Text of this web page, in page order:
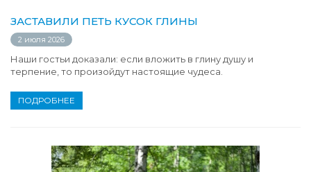
ЗАСТАВИЛИ ПЕТЬ КУСОК ГЛИНЫ
2 июля 2026
Наши гостьи доказали: если вложить в глину душу и
терпение, то произойдут настоящие чудеса.
ПОДРОБНЕЕ